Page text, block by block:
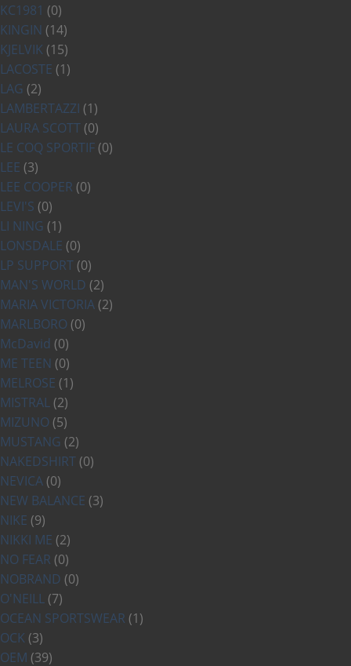
KC1981 (0)
KINGIN (14)
KJELVIK (15)
LACOSTE (1)
LAG (2)
LAMBERTAZZI (1)
LAURA SCOTT (0)
LE COQ SPORTIF (0)
LEE (3)
LEE COOPER (0)
LEVI'S (0)
LI NING (1)
LONSDALE (0)
LP SUPPORT (0)
MAN'S WORLD (2)
MARIA VICTORIA (2)
MARLBORO (0)
McDavid (0)
ME TEEN (0)
MELROSE (1)
MISTRAL (2)
MIZUNO (5)
MUSTANG (2)
NAKEDSHIRT (0)
NEVICA (0)
NEW BALANCE (3)
NIKE (9)
NIKKI ME (2)
NO FEAR (0)
NOBRAND (0)
O'NEILL (7)
OCEAN SPORTSWEAR (1)
OCK (3)
OEM (39)